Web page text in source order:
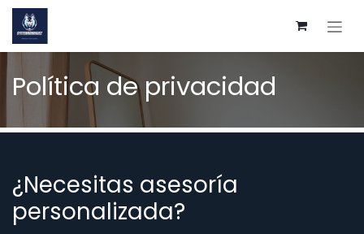
Ir al contenido
Política de privacidad
¿Necesitas asesoría
personalizada?